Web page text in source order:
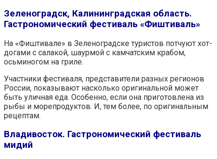
Зеленоградск, Калининградская область.
Гастрономический фестиваль «Фиштиваль»
На «Фиштивале» в Зеленоградске туристов потчуют хот-
догами с салакой, шаурмой с камчатским крабом,
осьминогом на гриле.
Участники фестиваля, представители разных регионов
России, показывают насколько оригинальной может
быть уличная еда. Особенно, если она приготовлена из
рыбы и морепродуктов. И, тем более, по оригинальным
рецептам.
Владивосток. Гастрономический фестиваль
мидий